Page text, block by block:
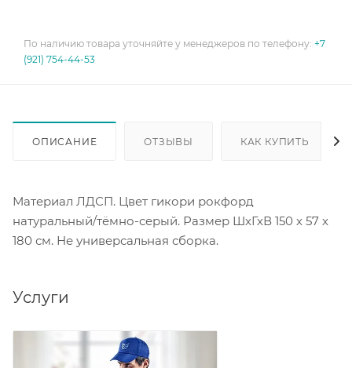
По наличию товара уточняйте у менеджеров по телефону: +7
(921) 754-44-53
ОПИСАНИЕ ОТЗЫВЫ КАК КУПИТЬ
Материал ЛДСП. Цвет гикори рокфорд
натуральный/тёмно-серый. Размер ШхГхВ 150 х 57 х
180 см. Не универсальная сборка.
Услуги